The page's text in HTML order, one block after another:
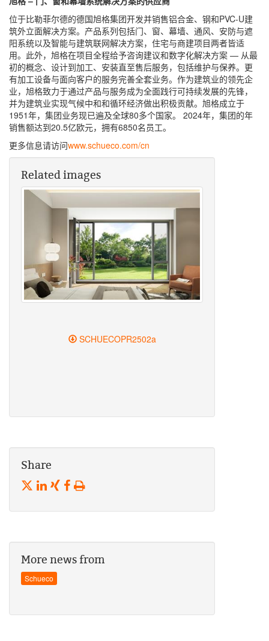
位于比勒菲尔德的德国旭格集团开发并销售铝合金、钢和PVC-U建
筑外立面解决方案。产品系列包括门、窗、幕墙、通风、安防与遮
阳系统以及智能与建筑联网解决方案，住宅与商建项目两者皆适
用。此外，旭格在项目全程给予咨询建议和数字化解决方案 — 从最
初的概念、设计到加工、安装直至售后服务，包括维护与保养。更
有加工设备与面向客户的服务完善全套业务。作为建筑业的领先企
业，旭格致力于通过产品与服务成为全面践行可持续发展的先锋，
并为建筑业实现气候中和和循环经济做出积极贡献。旭格成立于
1951年，集团业务现已遍及全球80多个国家。 2024年，集团的年
销售额达到20.5亿欧元，拥有6850名员工。
更多信息请访问www.schueco.com/cn
Related images
SCHUECOPR2502a
Share
More news from
Schueco